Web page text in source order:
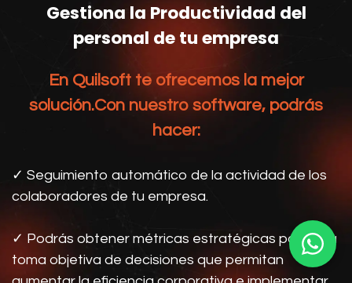
Gestiona la Productividad del
personal de tu empresa
En Quilsoft te ofrecemos la mejor
solución.Con nuestro software, podrás
hacer:
✓ Seguimiento automático de la actividad de los
colaboradores de tu empresa.
✓ Podrás obtener métricas estratégicas para una
toma objetiva de decisiones que permitan